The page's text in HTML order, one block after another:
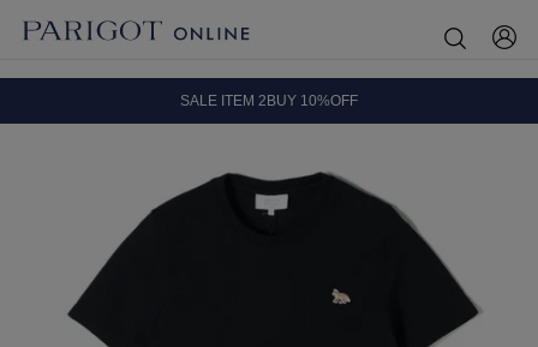
SALE ITEM 2BUY 10%OFF
8.5 wedに会員プログラムが生まれ変わります！